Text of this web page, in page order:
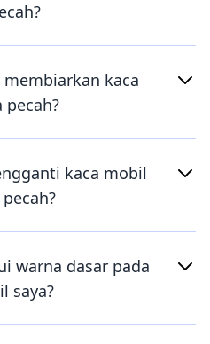
kaca
pecah?
kaca mobil
warna dasar pada
saya?